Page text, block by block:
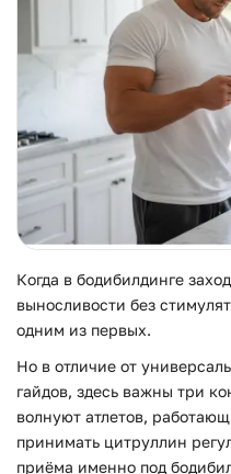
Когда в бодибилдинге
выносливости без
одним из первых.
Но в отличие от
гайдов, здесь важны три
волнуют атлетов,
принимать цитруллин
приёма именно под